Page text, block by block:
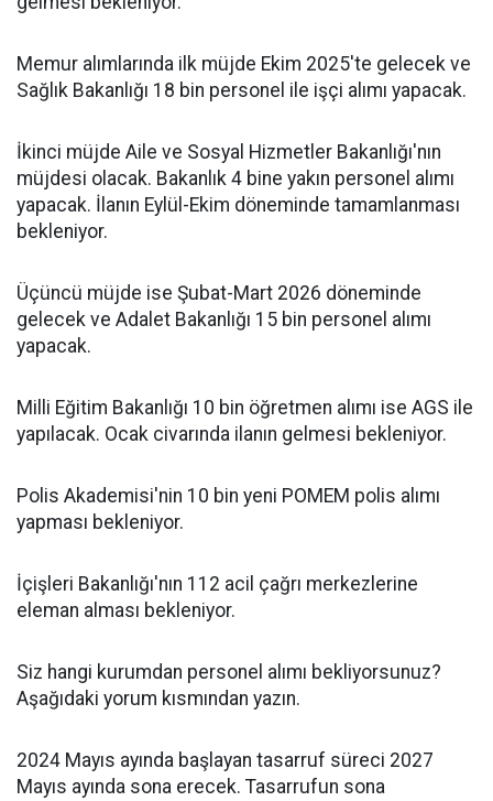
Memur alımlarında ilk müjde Ekim 2025'te gelecek ve
Sağlık Bakanlığı 18 bin personel ile işçi alımı yapacak.
İkinci müjde Aile ve Sosyal Hizmetler Bakanlığı'nın
müjdesi olacak. Bakanlık 4 bine yakın personel alımı
yapacak. İlanın Eylül-Ekim döneminde tamamlanması
bekleniyor.
Üçüncü müjde ise Şubat-Mart 2026 döneminde
gelecek ve Adalet Bakanlığı 15 bin personel alımı
yapacak.
Milli Eğitim Bakanlığı 10 bin öğretmen alımı ise AGS ile
yapılacak. Ocak civarında ilanın gelmesi bekleniyor.
Polis Akademisi'nin 10 bin yeni POMEM polis alımı
yapması bekleniyor.
İçişleri Bakanlığı'nın 112 acil çağrı merkezlerine
eleman alması bekleniyor.
Siz hangi kurumdan personel alımı bekliyorsunuz?
Aşağıdaki yorum kısmından yazın.
2024 Mayıs ayında başlayan tasarruf süreci 2027
Mayıs ayında sona erecek. Tasarrufun sona